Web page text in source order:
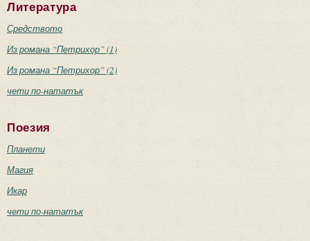
Литература
Средството
Из романа “Петрихор” (1)
Из романа “Петрихор” (2)
чети по-нататък
Поезия
Планети
Магия
Икар
чети по-нататък